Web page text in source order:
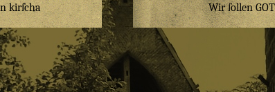
kirſcha
Wir ſollen